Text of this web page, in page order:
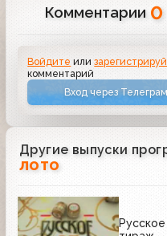
Комментарии 0
Войдите или
комментарий
Вход через
Другие выпуски
лото